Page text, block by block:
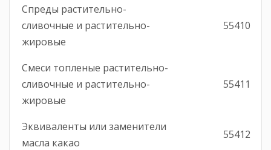
Спреды растительно-
сливочные и растительно-
жировые
55410
Смеси топленые растительно-
сливочные и растительно-
жировые
55411
Эквиваленты или заменители
масла какао
55412